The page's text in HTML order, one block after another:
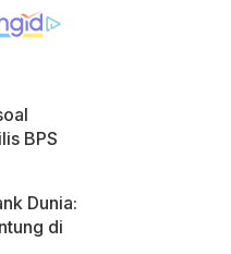
BPS
Dunia:
di